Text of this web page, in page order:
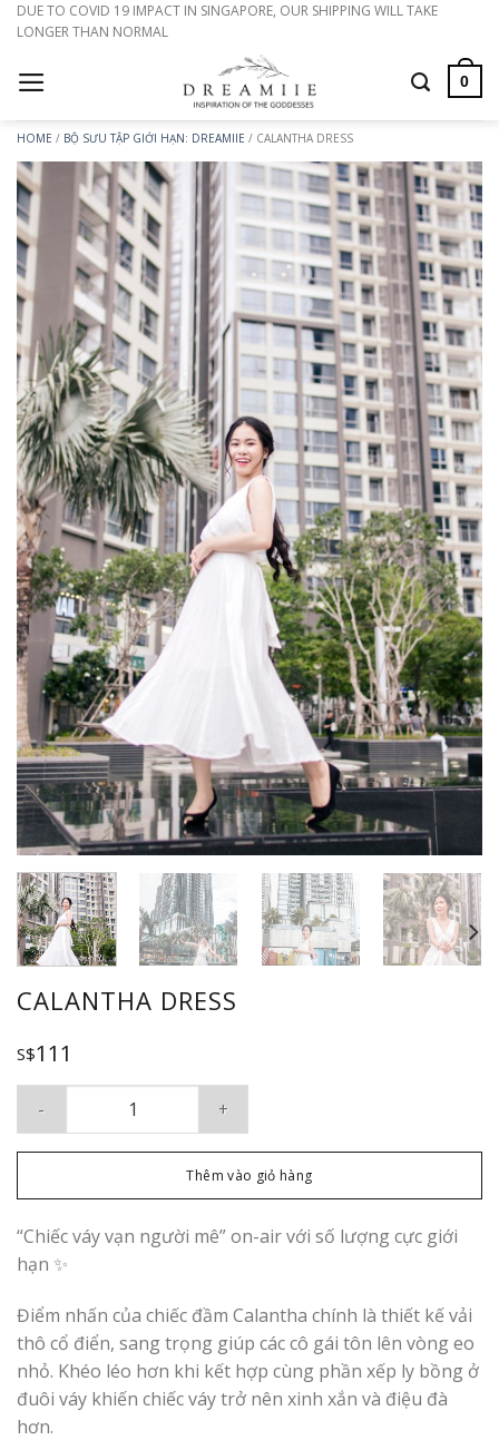
Bỏ
qua
nội
dung
DUE TO COVID 19 IMPACT IN SINGAPORE, OUR SHIPPING WILL TAKE
LONGER THAN NORMAL
0
HOME / BỘ SƯU TẬP GIỚI HẠN: DREAMIIE / CALANTHA DRESS
CALANTHA DRESS
S$111
Thêm vào giỏ hàng
“Chiếc váy vạn người mê” on-air với số lượng cực giới
hạn ✨
Điểm nhấn của chiếc đầm Calantha chính là thiết kế vải
thô cổ điển, sang trọng giúp các cô gái tôn lên vòng eo
nhỏ. Khéo léo hơn khi kết hợp cùng phần xếp ly bồng ở
đuôi váy khiến chiếc váy trở nên xinh xắn và điệu đà
hơn.